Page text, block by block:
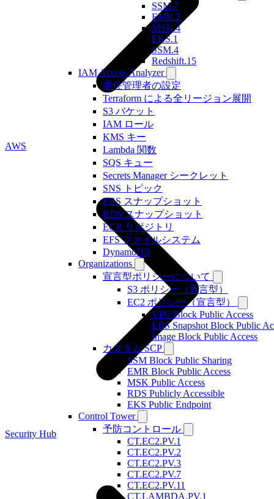
SSM.7
EMR.2
MSK.4
EKS.1
SSM.4
Redshift.15
IAM Access Analyzer
委任管理者の設定
Terraform による全リージョン展開
S3 バケット
IAM ロール
KMS キー
Lambda 関数
SQS キュー
Secrets Manager シークレット
SNS トピック
EBS スナップショット
RDS スナップショット
ECR リポジトリ
EFS ファイルシステム
DynamoDB
Organizations
宣言型ポリシーについて
S3 ポリシー（宣言型）
EC2 ポリシー（宣言型）
VPC Block Public Access
EBS Snapshot Block Public
Image Block Public Access
カスタム SCP
SSM Block Public Sharing
EMR Block Public Access
MSK Public Access
RDS Publicly Accessible
EKS Public Endpoint
Control Tower
予防コントロール
CT.EC2.PV.1
CT.EC2.PV.2
CT.EC2.PV.3
CT.EC2.PV.7
CT.EC2.PV.11
CT.LAMBDA.PV.1
AWS
Security Hub